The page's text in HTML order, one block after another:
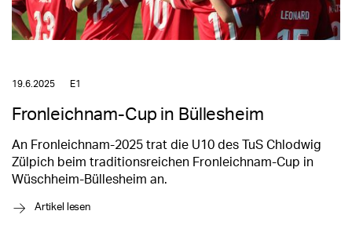
19.6.2025 E1
Fronleichnam-Cup in Büllesheim
An Fronleichnam-2025 trat die U10 des TuS Chlodwig
Zülpich beim traditionsreichen Fronleichnam-Cup in
Wüschheim-Büllesheim an.
→ Artikel lesen